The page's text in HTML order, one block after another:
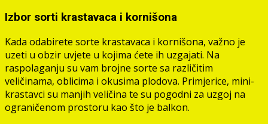
Izbor sorti krastavaca i kornišona
Kada odabirete sorte krastavaca i kornišona, važno je
uzeti u obzir uvjete u kojima ćete ih uzgajati. Na
raspolaganju su vam brojne sorte sa različitim
veličinama, oblicima i okusima plodova. Primjerice, mini-
krastavci su manjih veličina te su pogodni za uzgoj na
ograničenom prostoru kao što je balkon.